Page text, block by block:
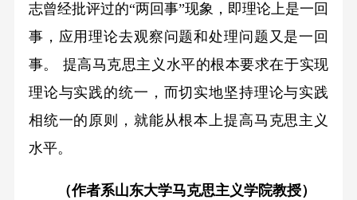
志曾经批评过的“两回事”现象，即理论上是一回
事，应用理论去观察问题和处理问题又是一回
事。 提高马克思主义水平的根本要求在于实现
理论与实践的统一，而切实地坚持理论与实践
相统一的原则，就能从根本上提高马克思主义
水平。
（作者系山东大学马克思主义学院教授）